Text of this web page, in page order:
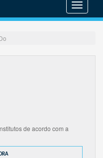
menu
de acordo com a